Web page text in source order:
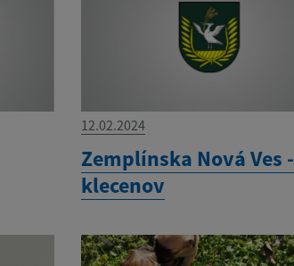
12.02.2024
Zemplínska Nová Ves -
klecenov